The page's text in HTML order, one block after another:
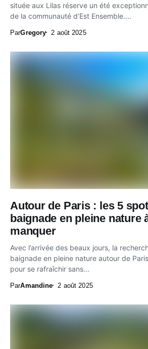
située aux Lilas réserve un été
de la communauté d’Est Ensemble....
ParGregory 2 août 2025
Autour de Paris : les 5
baignade en pleine nature
manquer
Avec l’arrivée des beaux jours, la
baignade en pleine nature autour de
pour se rafraîchir sans...
ParAmandine 2 août 2025